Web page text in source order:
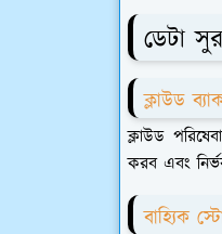
ডেটা
ক্লাউড
ক্লাউড
করব এবং
বাহ্যিক